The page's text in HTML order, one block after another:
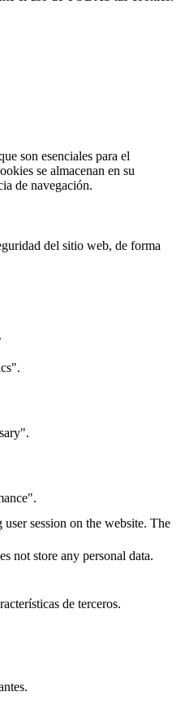
son esenciales para el
se almacenan en su
de navegación.
del sitio web, de forma
session on the website. The
not store any personal data.
de terceros.